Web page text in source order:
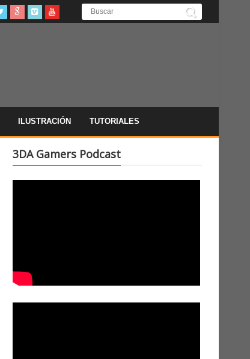
ILUSTRACIÓN TUTORIALES
3DA Gamers Podcast